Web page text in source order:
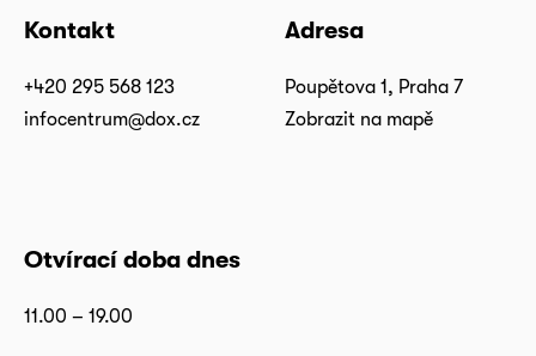
Kontakt
+420 295 568 123
infocentrum@dox.cz
Adresa
Poupětova 1, Praha 7
Zobrazit na mapě
Otvírací doba dnes
11.00 – 19.00